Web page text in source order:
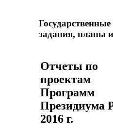
Государственные
задания, планы
Отчеты по
проектам
Программ
Президиума
2016 г.